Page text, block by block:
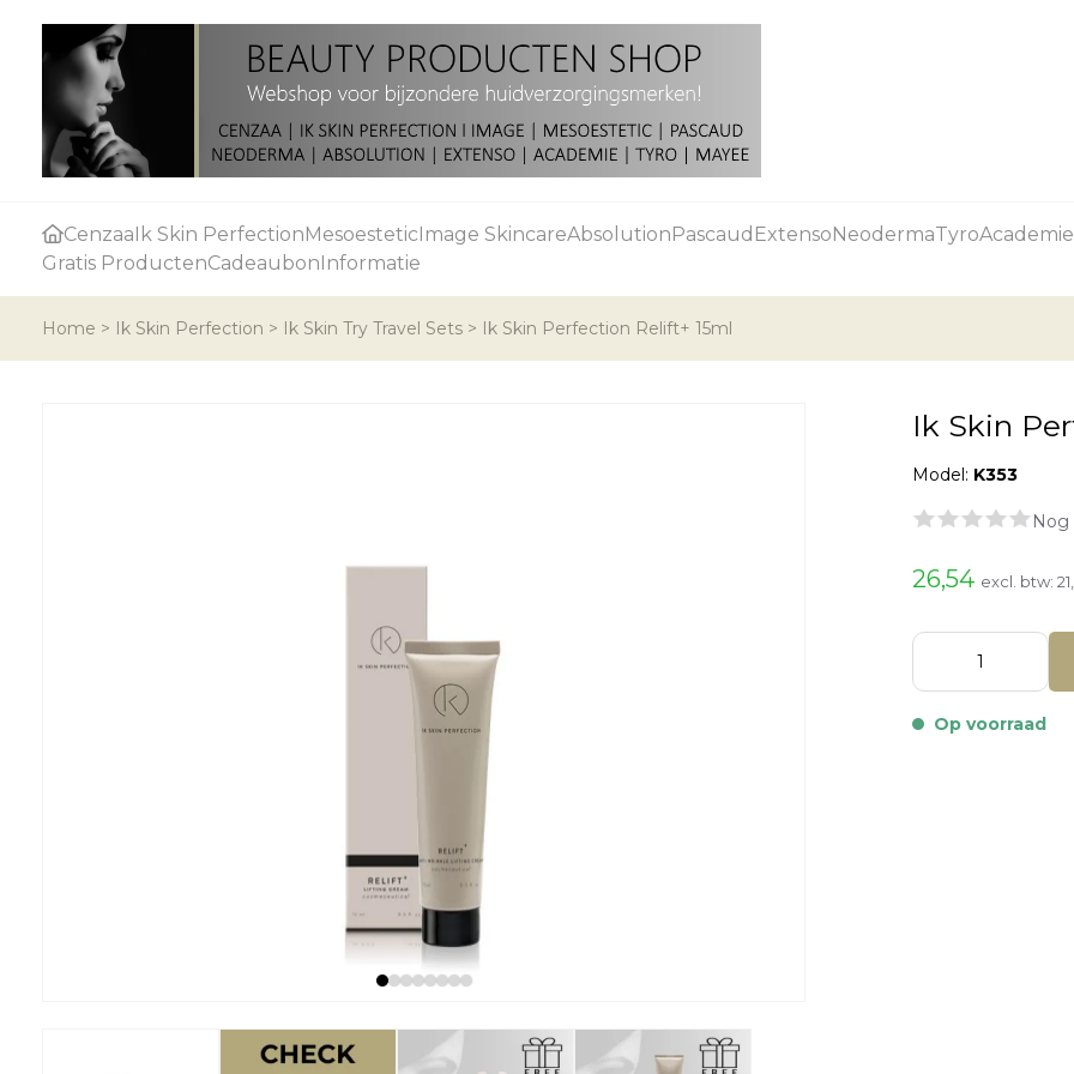
CenzaaIk Skin PerfectionMesoesteticImage SkincareAbsolutionPascaud ExtensoNeodermaTyro
Gratis ProductenCadeaubonInformatie
Home > Ik Skin Perfection > Ik Skin Try Travel Sets > Ik Skin Perfection Relift+ 15ml
Ik Skin
Model: K353
Nog
26,54 excl. btw:
Op voorraad